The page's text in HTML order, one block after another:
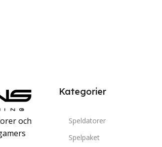
och
Kategorier
Speldatorer
Spelpaket